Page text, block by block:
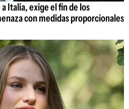
Italia, exige el fin de los
con medidas proporcionales